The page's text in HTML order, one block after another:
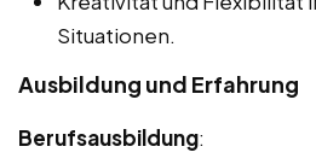
Situationen.
Ausbildung und Erfahrung
Berufsausbildung: